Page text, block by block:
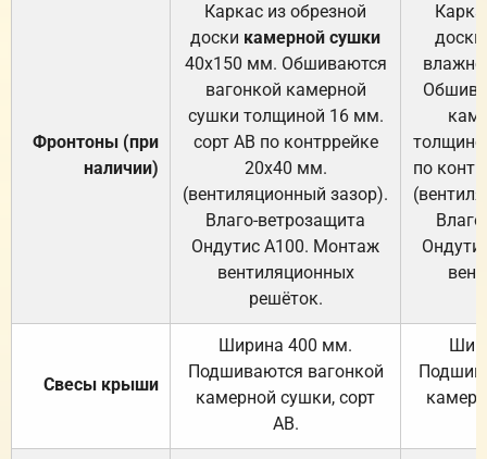
Фронтоны (при
наличии)
Каркас из обрезной
доски камерной сушки
40х150 мм. Обшиваются
вагонкой камерной
сушки толщиной 16 мм.
сорт АВ по контррейке
20х40 мм.
(вентиляционный зазор).
Влаго-ветрозащита
Ондутис А100. Монтаж
вентиляционных
решёток.
доски
по
Свесы крыши
Ширина 400 мм.
Подшиваются вагонкой
камерной сушки, сорт
АВ.